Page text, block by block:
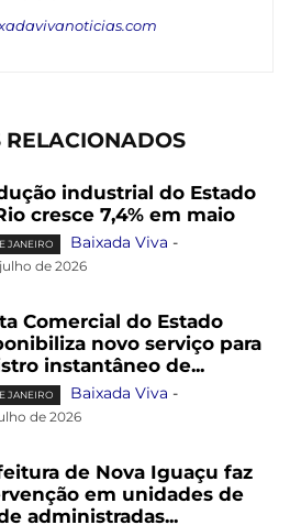
RELACIONADOS
industrial do Estado
cresce 7,4% em maio
JANEIRO Baixada Viva -
de 2026
Comercial do Estado
novo serviço para
instantâneo de...
JANEIRO Baixada Viva -
de 2026
de Nova Iguaçu faz
em unidades de
administradas...